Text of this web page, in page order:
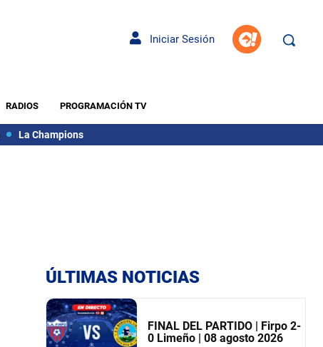
Iniciar Sesión
RADIOS PROGRAMACIÓN TV
La Champions
ÚLTIMAS NOTICIAS
FINAL DEL PARTIDO | Firpo 2-
0 Limeño | 08 agosto 2026